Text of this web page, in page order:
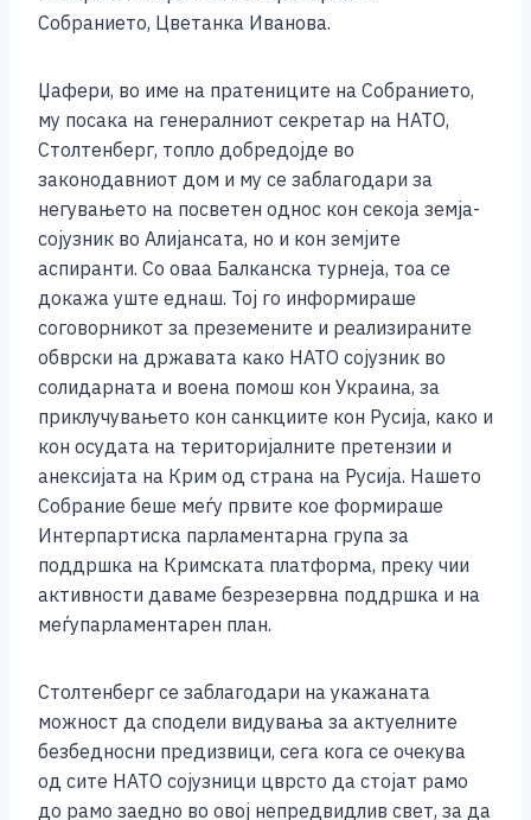
Собранието, Цветанка Иванова.
Џафери, во име на пратениците на Собранието,
му посака на генералниот секретар на НАТО,
Столтенберг, топло добредојде во
законодавниот дом и му се заблагодари за
негувањето на посветен однос кон секоја земја-
сојузник во Алијансата, но и кон земјите
аспиранти. Со оваа Балканска турнеја, тоа се
докажа уште еднаш. Тој го информираше
соговорникот за преземените и реализираните
обврски на државата како НАТО сојузник во
солидарната и воена помош кон Украина, за
приклучувањето кон санкциите кон Русија, како и
кон осудата на територијалните претензии и
анексијата на Крим од страна на Русија. Нашето
Собрание беше меѓу првите кое формираше
Интерпартиска парламентарна група за
поддршка на Кримската платформа, преку чии
активности даваме безрезервна поддршка и на
меѓупарламентарен план.
Столтенберг се заблагодари на укажаната
можност да сподели видувања за актуелните
безбедносни предизвици, сега кога се очекува
од сите НАТО сојузници цврсто да стојат рамо
до рамо заедно во овој непредвидлив свет, за да